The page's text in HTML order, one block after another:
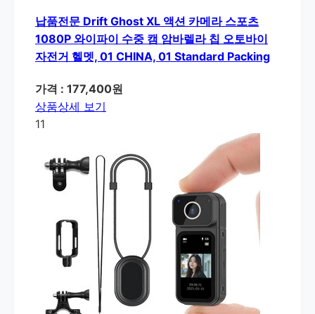
납품전문 Drift Ghost XL 액션 카메라 스포츠
1080P 와이파이 수중 캠 암바렐라 칩 오토바이
자전거 헬멧, 01 CHINA, 01 Standard Packing
가격 : 177,400원
상품상세 보기
11